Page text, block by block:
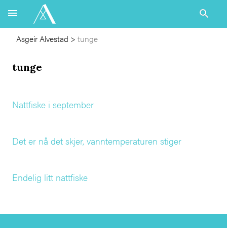
Asgeir Alvestad > tunge
tunge
Nattfiske i september
Det er nå det skjer, vanntemperaturen stiger
Endelig litt nattfiske